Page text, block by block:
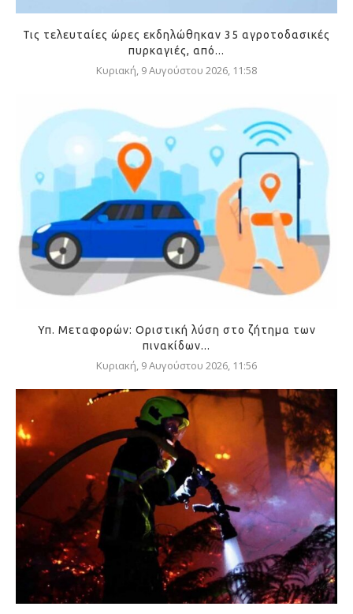
Τις τελευταίες ώρες εκδηλώθηκαν 35 αγροτοδασικές
πυρκαγιές, από...
Κυριακή, 9 Αυγούστου 2026, 11:58
Υπ. Μεταφορών: Οριστική λύση στο ζήτημα των
πινακίδων...
Κυριακή, 9 Αυγούστου 2026, 11:56